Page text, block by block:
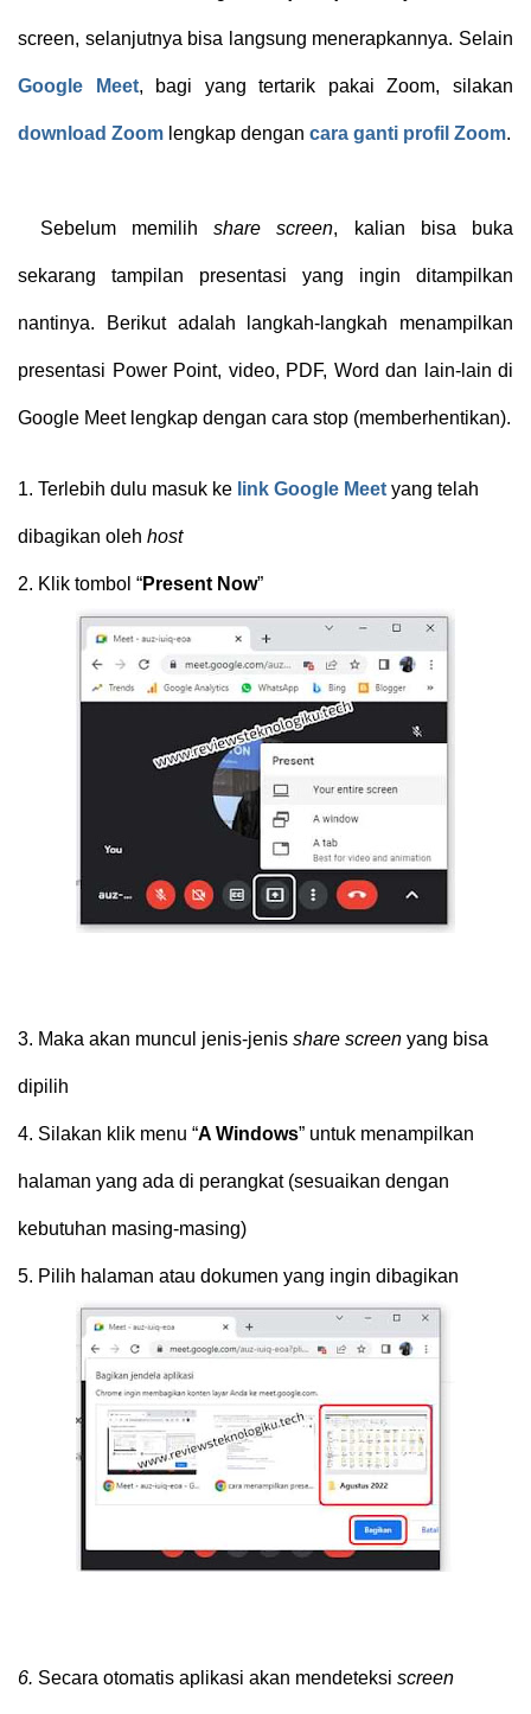
screen, selanjutnya bisa langsung menerapkannya. Selain
Google Meet, bagi yang tertarik pakai Zoom, silakan
download Zoom lengkap dengan cara ganti profil Zoom.
Sebelum memilihshare screen, kalian bisa buka
sekarang tampilan presentasi yang ingin ditampilkan
nantinya. Berikut adalah langkah-langkah menampilkan
presentasi Power Point, video, PDF, Word dan lain-lain di
Google Meet lengkap dengan cara stop (memberhentikan).
1. Terlebih dulu masuk ke link Google Meet yang telah
dibagikan oleh host
2. Klik tombol “Present Now”
3. Maka akan muncul jenis-jenis share screen yang bisa
dipilih
4. Silakan klik menu “A Windows” untuk menampilkan
halaman yang ada di perangkat (sesuaikan dengan
kebutuhan masing-masing)
5. Pilih halaman atau dokumen yang ingin dibagikan
6. Secara otomatis aplikasi akan mendeteksi screen